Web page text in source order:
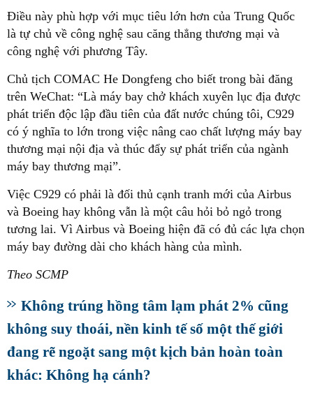
Điều này phù hợp với mục tiêu lớn hơn của Trung Quốc
là tự chủ về công nghệ sau căng thẳng thương mại và
công nghệ với phương Tây.
Chủ tịch COMAC He Dongfeng cho biết trong bài đăng
trên WeChat: “Là máy bay chở khách xuyên lục địa được
phát triển độc lập đầu tiên của đất nước chúng tôi, C929
có ý nghĩa to lớn trong việc nâng cao chất lượng máy bay
thương mại nội địa và thúc đẩy sự phát triển của ngành
máy bay thương mại”.
Việc C929 có phải là đối thủ cạnh tranh mới của Airbus
và Boeing hay không vẫn là một câu hỏi bỏ ngỏ trong
tương lai. Vì Airbus và Boeing hiện đã có đủ các lựa chọn
máy bay đường dài cho khách hàng của mình.
Theo SCMP
Không trúng hồng tâm lạm phát 2% cũng
không suy thoái, nền kinh tế số một thế giới
đang rẽ ngoặt sang một kịch bản hoàn toàn
khác: Không hạ cánh?